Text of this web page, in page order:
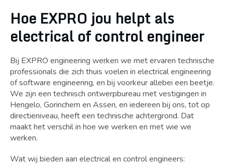
Hoe EXPRO jou helpt als
electrical of control engineer
Bij EXPRO engineering werken we met ervaren technische
professionals die zich thuis voelen in electrical engineering
of software engineering, en bij voorkeur allebei een beetje.
We zijn een technisch ontwerpbureau met vestigingen in
Hengelo, Gorinchem en Assen, en iedereen bij ons, tot op
directieniveau, heeft een technische achtergrond. Dat
maakt het verschil in hoe we werken en met wie we
werken.
Wat wij bieden aan electrical en control engineers: